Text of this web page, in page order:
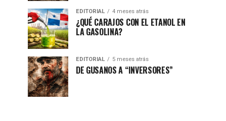
EDITORIAL 4 meses atrás
¿QUÉ CARAJOS CON EL ETANOL EN
LA GASOLINA?
EDITORIAL 5 meses atrás
DE GUSANOS A “INVERSORES”